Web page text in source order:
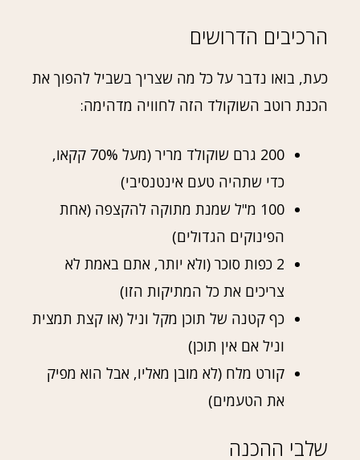
הרכיבים הדרושים
כעת, בואו נדבר על כל מה שצריך בשביל להפוך את
הכנת רוטב השוקולד הזה לחוויה מדהימה:
200 גרם שוקולד מריר (מעל 70% קקאו,
כדי שתהיה טעם אינטנסיבי)
100 מ"ל שמנת מתוקה להקצפה (אחת
הפינוקים הגדולים)
2 כפות סוכר (ולא יותר, אתם באמת לא
צריכים את כל המתיקות הזו)
כף קטנה של תוכן מקל וניל (או קצת תמצית
וניל אם אין תוכן)
קורט מלח (לא מובן מאליו, אבל הוא מפיק
את הטעמים)
שלבי ההכנה